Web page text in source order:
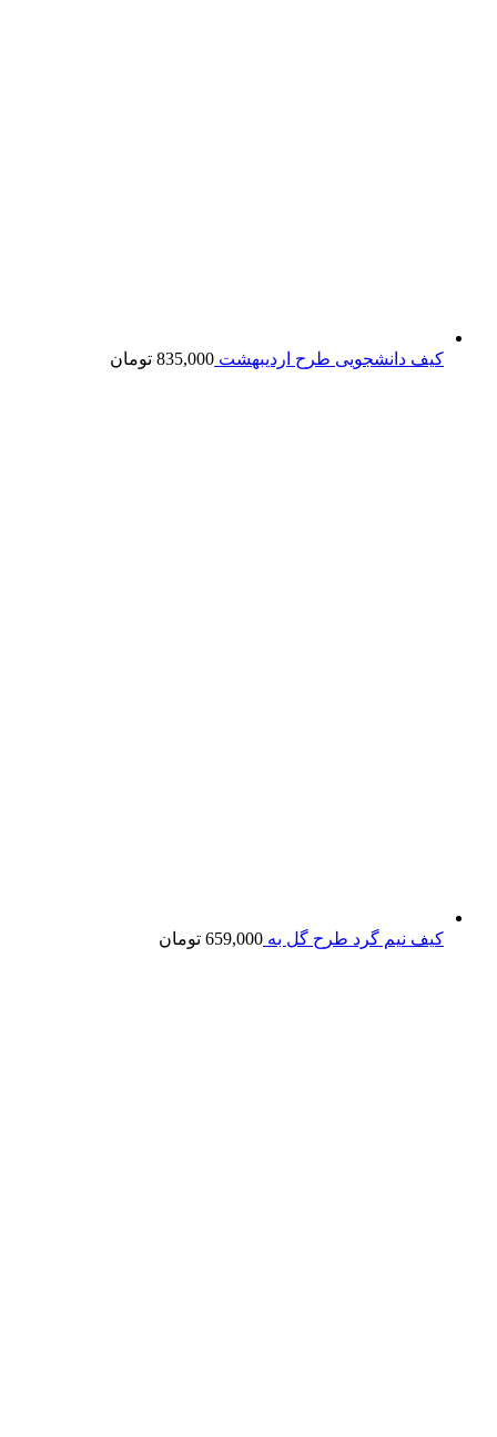
کیف دانشجویی طرح اردیبهشت 835,000 تومان
کیف نیم گرد طرح گل به 659,000 تومان